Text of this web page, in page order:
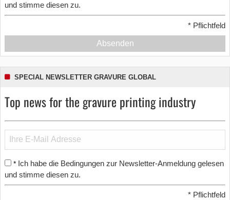
und stimme diesen zu.
* Pflichtfeld
Absenden
SPECIAL NEWSLETTER GRAVURE GLOBAL
Top news for the gravure printing industry
* Ich habe die Bedingungen zur Newsletter-Anmeldung gelesen
und stimme diesen zu.
* Pflichtfeld